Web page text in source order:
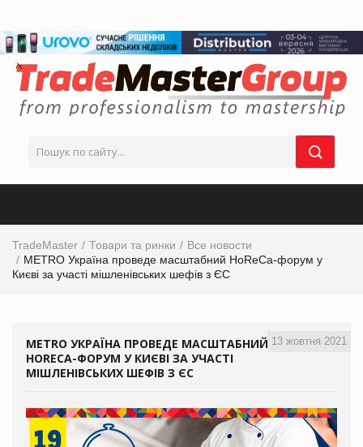
TradeMaster Товари та ринки
Все новости
METRO Україна проведе масштабний HoReCa-форум у
Києві за участі мішленівських шефів з ЄС
13 жовтня 2021
METRO УКРАЇНА ПРОВЕДЕ МАСШТАБНИЙ
HORECA-ФОРУМ У КИЄВІ ЗА УЧАСТІ
МІШЛЕНІВСЬКИХ ШЕФІВ З ЄС